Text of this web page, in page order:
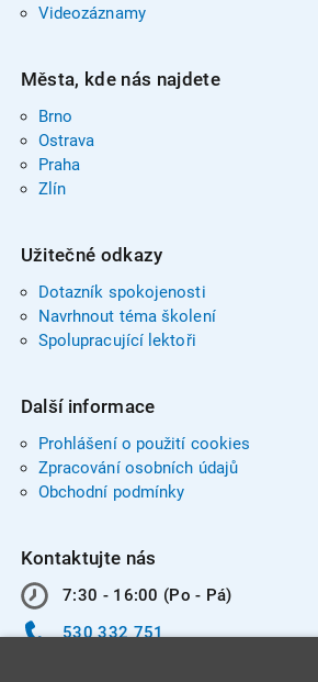
Videozáznamy
Města, kde nás najdete
Brno
Ostrava
Praha
Zlín
Užitečné odkazy
Dotazník spokojenosti
Navrhnout téma školení
Spolupracující lektoři
Další informace
Prohlášení o použití cookies
Zpracování osobních údajů
Obchodní podmínky
Kontaktujte nás
7:30 - 16:00 (Po - Pá)
530 332 751